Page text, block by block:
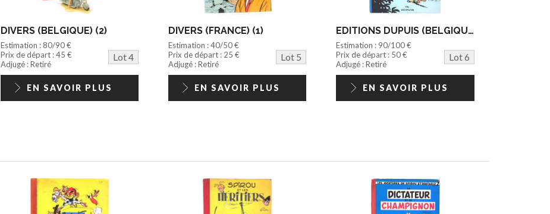
DIVERS (BELGIQUE) (2)
Estimation : 80/90 €
Prix de départ : 45 €
Lot 4
Adjugé : Retiré
EN SAVOIR PLUS
DIVERS (FRANCE) (1)
Estimation : 40/50 €
Prix de départ : 25 €
Lot 5
Adjugé : Retiré
EN SAVOIR PLUS
EDITIONS DUPUIS (BELGIQUE) (1)
Estimation : 90/100 €
Prix de départ : 50 €
Lot 6
Adjugé : Retiré
EN SAVOIR PLUS